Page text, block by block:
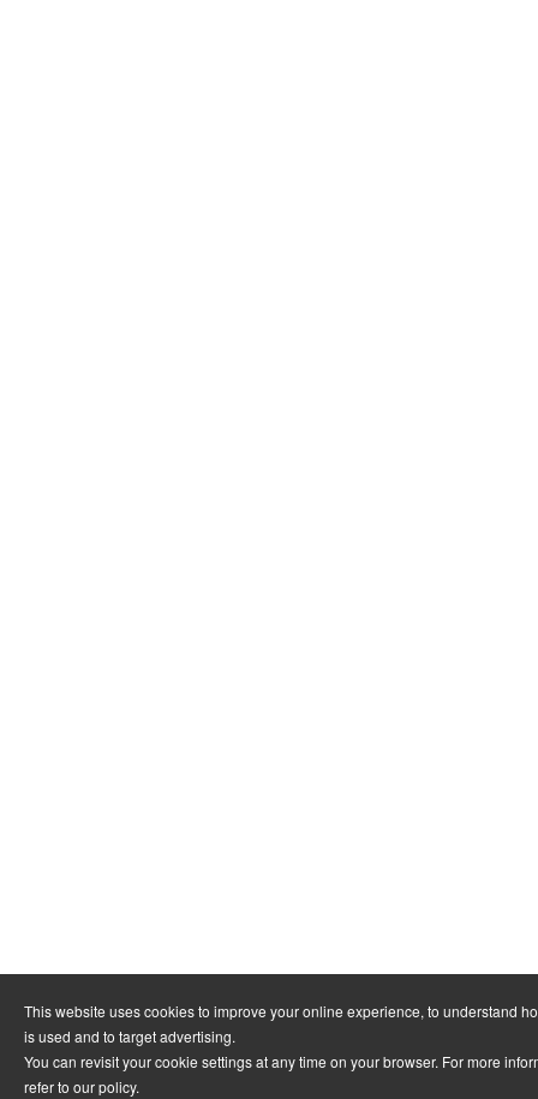
This website uses cookies to improve your online experience, to understand
is used and to target advertising.
You can revisit your cookie settings at any time on your browser. For more
refer to our policy.